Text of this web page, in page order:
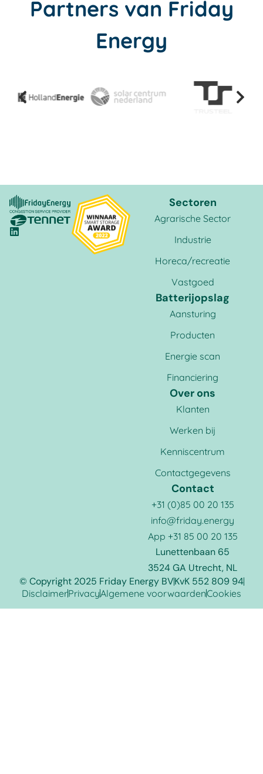
Partners van Friday
Energy
Sectoren
Agrarische Sector
Industrie
Horeca/recreatie
Vastgoed
Batterijopslag
Aansturing
Producten
Energie scan
Financiering
Over ons
Klanten
Werken bij
Kenniscentrum
Contactgegevens
Contact
+31 (0)85 00 20 135
info@friday.energy
App +31 85 00 20 135
Lunettenbaan 65
3524 GA Utrecht, NL
© Copyright 2025 Friday Energy BVKvK 552 809 94
DisclaimerPrivacyAlgemene voorwaardenCookies